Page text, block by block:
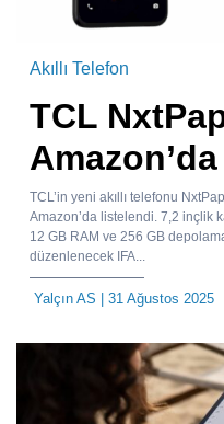
Akıllı Telefon
TCL
TCL’in yeni akıllı telefonu
Amazon’da listelendi. 7,2 inçlik
12 GB RAM ve 256 GB
düzenlenecek IFA...
Yalçın AS | 31 Ağustos 2025